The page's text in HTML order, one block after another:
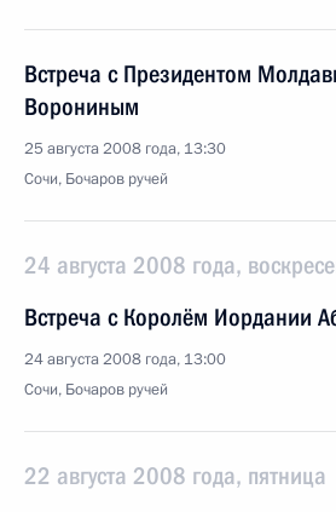
Встреча с Президентом
Ворониным
25 августа 2008 года, 13:30
Сочи, Бочаров ручей
24 августа 2008 года,
Встреча с Королём Иордании
24 августа 2008 года, 13:00
Сочи, Бочаров ручей
22 августа 2008 года, пятница